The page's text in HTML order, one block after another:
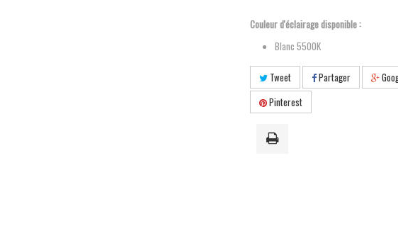
Couleur d'éclairage disponible :
Blanc 5500K
Tweet Partager
Pinterest